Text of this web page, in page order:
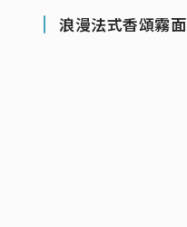
浪漫法式香頌霧面